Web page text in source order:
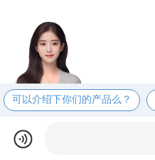
可以介绍下你们的产品么？